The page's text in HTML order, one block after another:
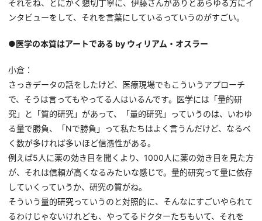
それをね、とにかく懇切丁寧に、伊藤さんがありとあらゆる方にイ
ンタビューをして、それを言葉にしているっていうのがすごい。
●医学の本質はアートである by ウィリアム・オスラー
小倉：
さっきデータの話をしたけど、医療現場でもこういうアプローチ
で、そうは言ってもやってる人はいるんです。医学には「量的研
究」と「質的研究」があって、「量的研究」っていうのは、いわゆ
る量で勝負、「Nで勝負」って私たちはよく言うんだけど、なるべ
く数が多ければ多いほど信憑性がある。
例えば5人に薬の効き目を聞くより、1000人に薬の効き目を見た方
が、それは信頼が高くなるみたいな感じで。量的研究って量に依存
していくっていうか、研究の質がね。
そういう量的研究っていうのと対照的に、そんなにすごいやられて
るわけじゃないけれども、やってるドクターたちもいて、それを